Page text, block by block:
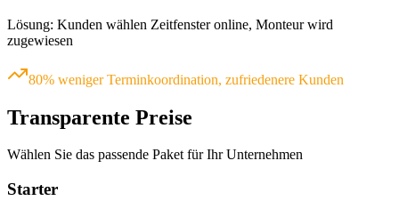
Lösung: Kunden wählen Zeitfenster online, Monteur wird
zugewiesen
80% weniger Terminkoordination, zufriedenere Kunden
Transparente Preise
Wählen Sie das passende Paket für Ihr Unternehmen
Starter